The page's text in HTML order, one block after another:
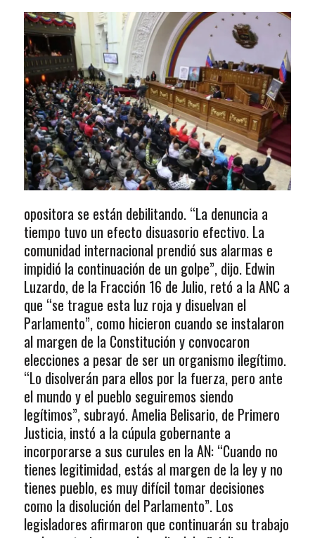
opositora se están debilitando. “La denuncia a
tiempo tuvo un efecto disuasorio efectivo. La
comunidad internacional prendió sus alarmas e
impidió la continuación de un golpe”, dijo. Edwin
Luzardo, de la Fracción 16 de Julio, retó a la ANC a
que “se trague esta luz roja y disuelvan el
Parlamento”, como hicieron cuando se instalaron
al margen de la Constitución y convocaron
elecciones a pesar de ser un organismo ilegítimo.
“Lo disolverán para ellos por la fuerza, pero ante
el mundo y el pueblo seguiremos siendo
legítimos”, subrayó. Amelia Belisario, de Primero
Justicia, instó a la cúpula gobernante a
incorporarse a sus curules en la AN: “Cuando no
tienes legitimidad, estás al margen de la ley y no
tienes pueblo, es muy difícil tomar decisiones
como la disolución del Parlamento”. Los
legisladores afirmaron que continuarán su trabajo